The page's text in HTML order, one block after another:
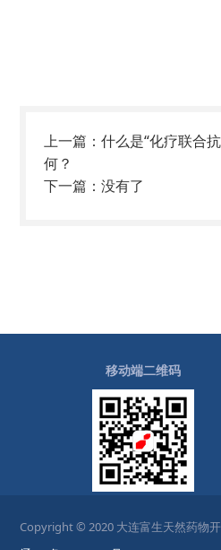
上一篇：什么是“化疗联合
何？
下一篇：没有了
移动端二维码
Copyright © 2020 大连富生天然药物